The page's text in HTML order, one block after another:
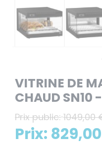
VITRINE DE
CHAUD SN10
Prix public: 1049,00
Prix: